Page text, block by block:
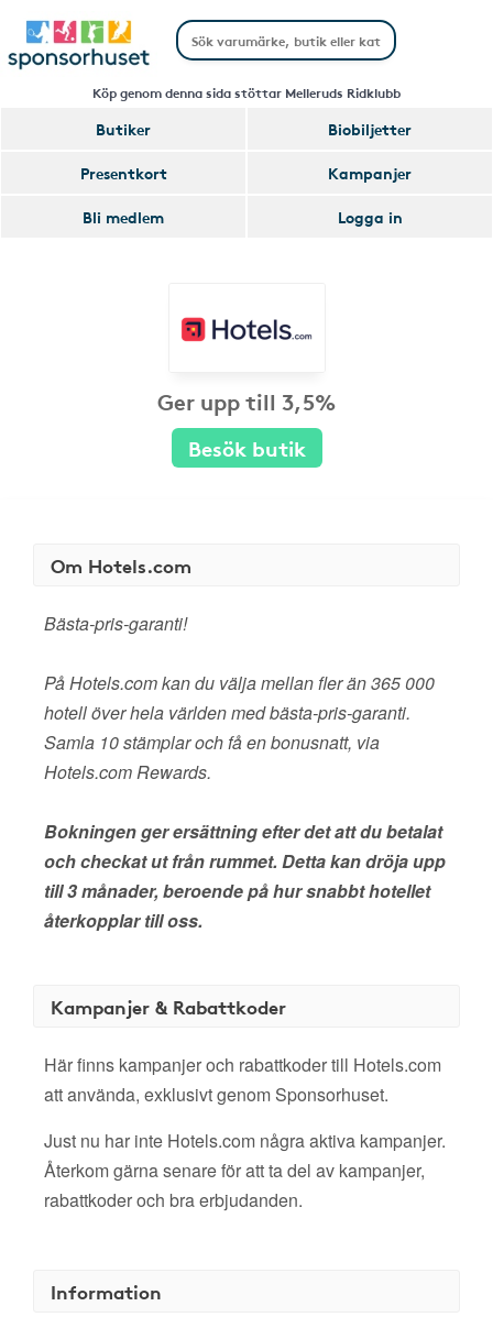
Köp genom denna sida stöttar Melleruds Ridklubb
Butiker
Biobiljetter
Presentkort
Kampanjer
Bli medlem
Logga in
Ger upp till 3,5%
Besök butik
Om Hotels.com
Bästa-pris-garanti!
På Hotels.com kan du välja mellan fler än 365 000
hotell över hela världen med bästa-pris-garanti.
Samla 10 stämplar och få en bonusnatt, via
Hotels.com Rewards.
Bokningen ger ersättning efter det att du betalat
och checkat ut från rummet. Detta kan dröja upp
till 3 månader, beroende på hur snabbt hotellet
återkopplar till oss.
Kampanjer & Rabattkoder
Här finns kampanjer och rabattkoder till Hotels.com
att använda, exklusivt genom Sponsorhuset.
Just nu har inte Hotels.com några aktiva kampanjer.
Återkom gärna senare för att ta del av kampanjer,
rabattkoder och bra erbjudanden.
Information